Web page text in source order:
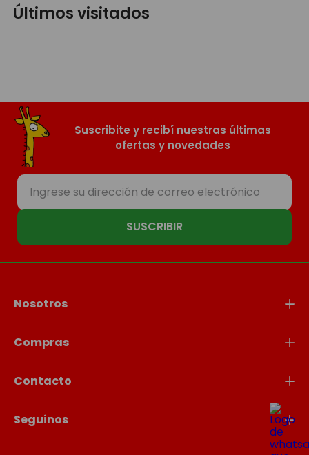
Últimos visitados
Suscribite y recibí nuestras últimas
ofertas y novedades
SUSCRIBIR
Nosotros
Compras
Contacto
Seguinos